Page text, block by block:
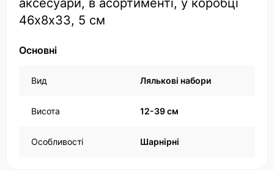
аксесуари, в асортименті, у коробці
46х8х33, 5 см
Основні
Вид Лялькові набори
Висота 12-39 см
Особливості Шарнірні